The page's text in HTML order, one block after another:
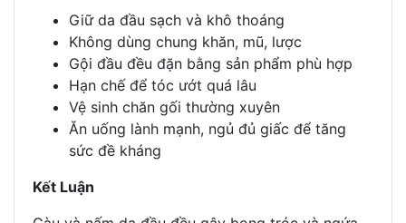
Giữ da đầu sạch và khô thoáng
Không dùng chung khăn, mũ, lược
Gội đầu đều đặn bằng sản phẩm phù hợp
Hạn chế để tóc ướt quá lâu
Vệ sinh chăn gối thường xuyên
Ăn uống lành mạnh, ngủ đủ giấc để tăng
sức đề kháng
Kết Luận